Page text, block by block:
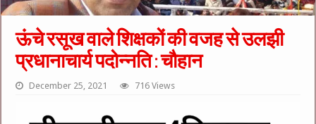
ऊंचे रसूख वाले शिक्षकों की वजह से उलझी
प्रधानाचार्य पदोन्नति : चौहान
December 25, 2021 716 Views